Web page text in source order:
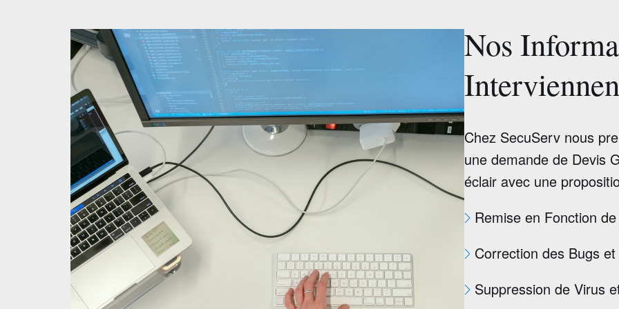
Nos
Chez SecuServ nous
une demande de Devis
éclair avec une
Remise en Fonction
Correction des Bugs
Suppression de Virus